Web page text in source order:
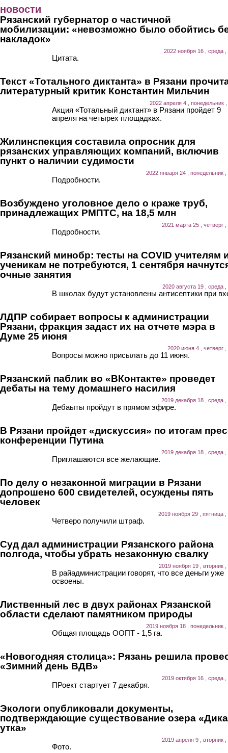
новости
Рязанский губернатор о частичной
мобилизации: «невозможно было обойтись
накладок»
2022 ноября 16 , среда ,
Цитата.
Текст «Тотального диктанта» в Рязани
литературный критик Константин Мильчин
2022 апреля 4 , понедельник ,
Акция «Тотальный диктант» в Рязани пройдет 9
апреля на четырех площадках.
Жилинспекция составила опросник для
рязанских управляющих компаний, включив
пункт о наличии судимости
2022 января 24 , понедельник ,
Подробности.
Возбуждено уголовное дело о краже труб,
принадлежащих РМПТС, на 18,5 млн
2021 марта 25 , четверг ,
Подробности.
Рязанский минобр: тесты на COVID учителям
ученикам не потребуются, 1 сентября
очные занятия
2020 августа 19 , среда ,
В школах будут установлены антисептики при
ЛДПР собирает вопросы к администрации
Рязани, фракция задаст их на отчете мэра в
Думе 25 июня
2020 июня 4 , четверг ,
Вопросы можно присылать до 11 июня.
Рязанский паблик во «ВКонтакте» проведет
дебаты на тему домашнего насилия
2019 декабря 18 , среда ,
Дебаыты пройдут в прямом эфире.
В Рязани пройдет «дискуссия» по итогам
конференции Путина
2019 декабря 18 , среда ,
Приглашаются все желающие.
По делу о незаконной миграции в Рязани
допрошено 600 свидетелей, осуждены пять
человек
2019 ноября 29 , пятница ,
Четверо получили штраф.
Суд дал администрации Рязанского района
полгода, чтобы убрать незаконную свалку
2019 ноября 19 , вторник ,
В райадминистрации говорят, что все деньги уже
освоены.
Лиственный лес в двух районах Рязанской
области сделают памятником природы
2019 ноября 18 , понедельник ,
Общая площадь ООПТ - 1,5 га.
«Новогодняя столица»: Рязань решила
«Зимний день ВДВ»
2019 октября 16 , среда ,
ПРоект стартует 7 декабря.
Экологи опубликовали документы,
подтверждающие существование озера
утка»
2019 апреля 9 , вторник ,
Фото.